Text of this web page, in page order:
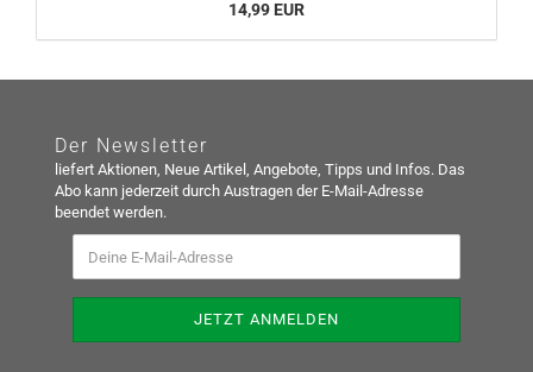
14,99 EUR
Der Newsletter
liefert Aktionen, Neue Artikel, Angebote, Tipps und Infos. Das
Abo kann jederzeit durch Austragen der E-Mail-Adresse
beendet werden.